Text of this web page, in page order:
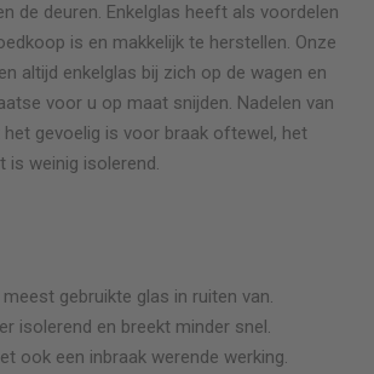
de deuren. Enkelglas heeft als voordelen
is en makkelijk te herstellen. Onze
altijd enkelglas bij zich op de wagen en
voor u op maat snijden. Nadelen van
het gevoelig is voor braak oftewel, het
is weinig isolerend.
gebruikte glas in ruiten van.
isolerend en breekt minder snel.
ook een inbraak werende werking.